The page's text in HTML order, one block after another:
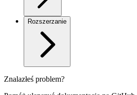
Rozszerzanie
Znalazłeś problem?